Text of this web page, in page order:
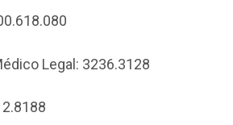
Legal: 3236.3128